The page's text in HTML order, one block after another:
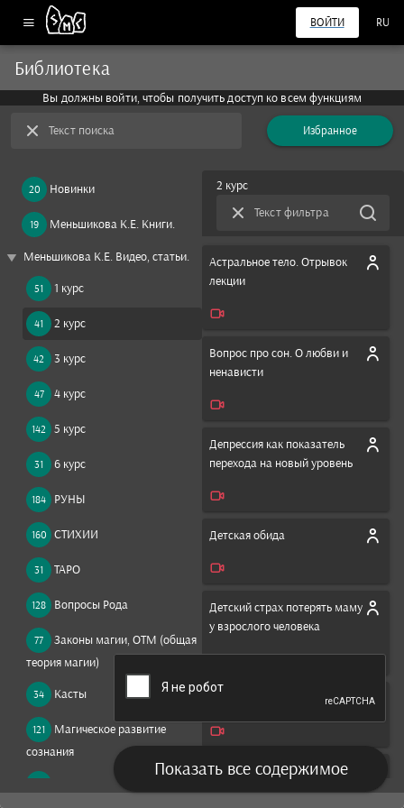
ВОЙТИ RU
Библиотека
Вы должны войти, чтобы получить доступ ко всем функциям
Текст поиска Избранное
20 Новинки
19 Меньшикова К.Е. Книги.
play_arrow Меньшикова К.Е. Видео, статьи.
51 1 курс
41 2 курс
42 3 курс
47 4 курс
142 5 курс
31 6 курс
184 РУНЫ
160 СТИХИИ
31 ТАРО
128 Вопросы Рода
77
Законы магии, ОТМ (общая
теория магии)
34 Касты
121
Магическое развитие
сознания
Магия в вопросах и
2 курс
Текст фильтра
Астральное тело. Отрывок
лекции
Вопрос про сон. О любви и
ненависти
Депрессия как показатель
перехода на новый уровень
Детская обида
Детский страх потерять маму
у взрослого человека
Зависть это ненависть
Интуиция и ясновидение. Как
развивать и с чего начать?
Показать все содержимое